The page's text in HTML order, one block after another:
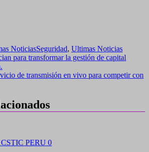
NoticiasSeguridad, Ultimas Noticias
para transformar la gestión de capital
de transmisión en vivo para competir con
CSTIC PERU 0